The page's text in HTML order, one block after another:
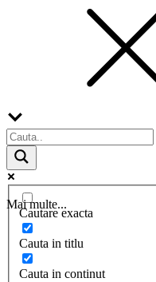
Mai multe...
Cautare exacta
Cauta in titlu
Cauta in continut